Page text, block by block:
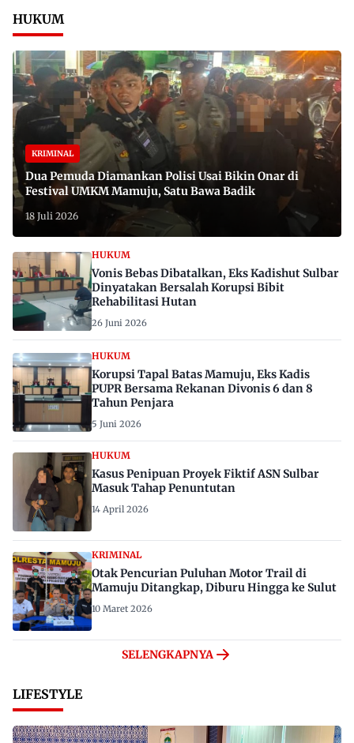
HUKUM
KRIMINAL
Dua Pemuda Diamankan Polisi Usai Bikin Onar di
Festival UMKM Mamuju, Satu Bawa Badik
18 Juli 2026
HUKUM
Vonis Bebas Dibatalkan, Eks Kadishut Sulbar
Dinyatakan Bersalah Korupsi Bibit
Rehabilitasi Hutan
26 Juni 2026
HUKUM
Korupsi Tapal Batas Mamuju, Eks Kadis
PUPR Bersama Rekanan Divonis 6 dan 8
Tahun Penjara
5 Juni 2026
HUKUM
Kasus Penipuan Proyek Fiktif ASN Sulbar
Masuk Tahap Penuntutan
14 April 2026
KRIMINAL
Otak Pencurian Puluhan Motor Trail di
Mamuju Ditangkap, Diburu Hingga ke Sulut
10 Maret 2026
SELENGKAPNYA
LIFESTYLE